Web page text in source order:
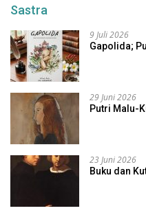
Sastra
9 Juli 2026
Gapolida;
29 Juni 2026
Putri Malu-
23 Juni 2026
Buku dan